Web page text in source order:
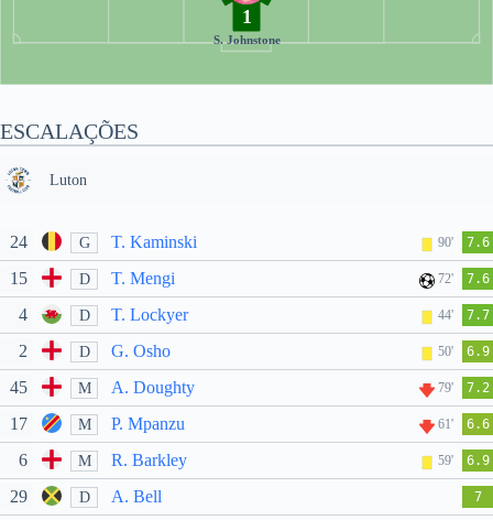
1
S. Johnstone
ESCALAÇÕES
Luton
24 G T. Kaminski 90' 7.6
15 D T. Mengi 72' 7.6
4 D T. Lockyer 44' 7.7
2 D G. Osho 50' 6.9
45 M A. Doughty 79' 7.2
17 M P. Mpanzu 61' 6.6
6 M R. Barkley 59' 6.9
29 D A. Bell 7